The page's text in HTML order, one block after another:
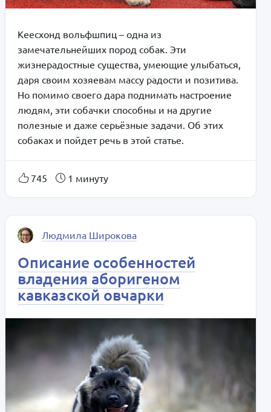
Кеесхонд вольфшпиц – одна из
замечательнейших пород собак. Эти
жизнерадостные существа, умеющие улыбаться,
даря своим хозяевам массу радости и позитива.
Но помимо своего дара поднимать настроение
людям, эти собачки способны и на другие
полезные и даже серьёзные задачи. Об этих
собаках и пойдет речь в этой статье.
745 1 минуту
Людмила Широкова
Описание особенностей
владения аборигеном
кавказской овчарки